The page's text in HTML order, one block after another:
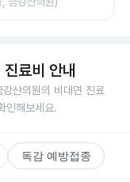
진료비 안내
산의원의 비대면 진료
인해보세요.
독감 예방접종